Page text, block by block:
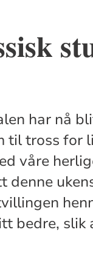
har nå
til tross for
våre
denne
bedre, slik